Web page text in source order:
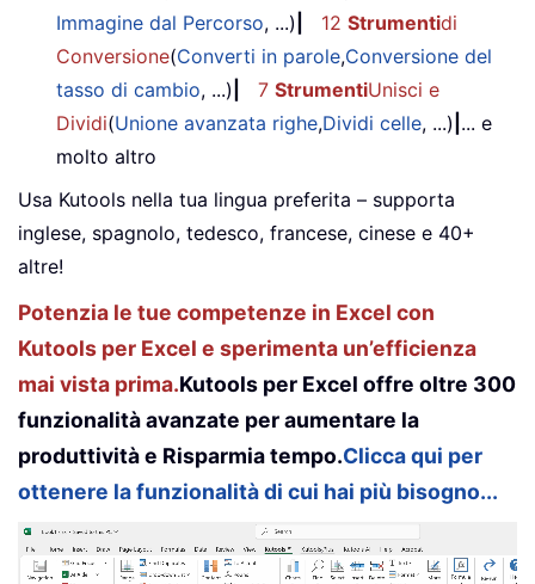
Immagine dal Percorso, ...) 12 Strumentidi
Conversione(Converti in parole,Conversione del
tasso di cambio, ...) 7 StrumentiUnisci e
Dividi(Unione avanzata righe,Dividi celle, ...) ... e
molto altro
Usa Kutools nella tua lingua preferita – supporta
inglese, spagnolo, tedesco, francese, cinese e 40+
altre!
Potenzia le tue competenze in Excel con
Kutools per Excel e sperimenta un’efficienza
mai vista prima.Kutools per Excel offre oltre 300
funzionalità avanzate per aumentare la
produttività e Risparmia tempo.Clicca qui per
ottenere la funzionalità di cui hai più bisogno...